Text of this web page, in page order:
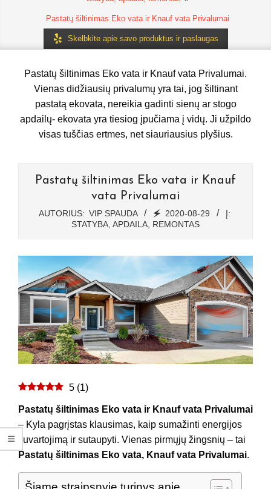
Pastatų šiltinimas Eko vata ir Knauf vata Privalumai
Skelbkite apie savo produktus ir paslaugas
Pastatų šiltinimas Eko vata ir Knauf vata Privalumai.
Vienas didžiausių privalumų yra tai, jog šiltinant
pastatą ekovata, nereikia gadinti sienų ar stogo
apdailų- ekovata yra tiesiog įpučiama į vidų. Ji užpildo
visas tuščias ertmes, net siauriausius plyšius.
Pastatų šiltinimas Eko vata ir Knauf
vata Privalumai
AUTORIUS: VIP SPAUDA 🗲 2020-08-29
Į:
STATYBA, APDAILA, REMONTAS
5 (1)
Pastatų šiltinimas Eko vata ir Knauf vata Privalumai
– Kyla pagrįstas klausimas, kaip sumažinti energijos
suvartojimą ir sutaupyti. Vienas pirmųjų žingsnių – tai
Pastatų šiltinimas Eko vata, Knauf vata Privalumai.